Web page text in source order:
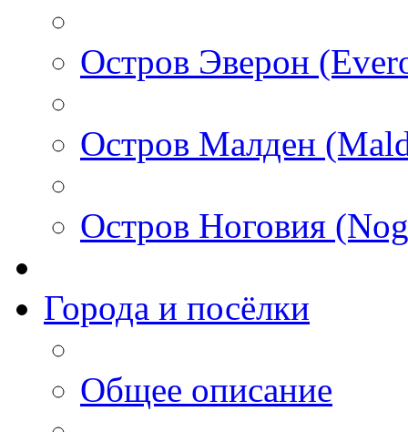
Остров Эверон
Остров Малден
Остров Ноговия
Города и посёлки
Общее описание